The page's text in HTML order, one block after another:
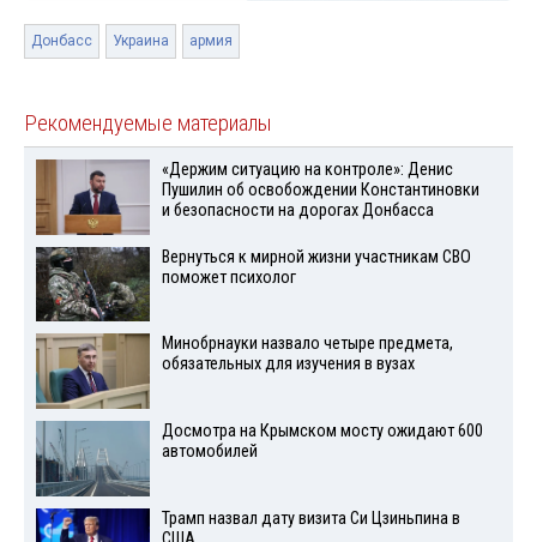
Донбасс Украина армия
Рекомендуемые материалы
«Держим ситуацию на контроле»: Денис
Пушилин об освобождении Константиновки
и безопасности на дорогах Донбасса
Вернуться к мирной жизни участникам СВО
поможет психолог
Минобрнауки назвало четыре предмета,
обязательных для изучения в вузах
Досмотра на Крымском мосту ожидают 600
автомобилей
Трамп назвал дату визита Си Цзиньпина в